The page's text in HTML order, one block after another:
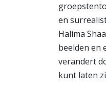
en
Halima
beelden en
verandert
kunt laten